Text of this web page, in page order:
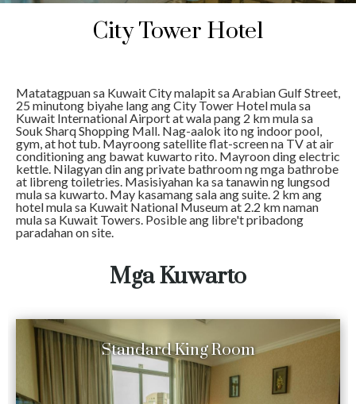
City Tower Hotel
Matatagpuan sa Kuwait City malapit sa Arabian Gulf Street,
25 minutong biyahe lang ang City Tower Hotel mula sa
Kuwait International Airport at wala pang 2 km mula sa
Souk Sharq Shopping Mall. Nag-aalok ito ng indoor pool,
gym, at hot tub. Mayroong satellite flat-screen na TV at air
conditioning ang bawat kuwarto rito. Mayroon ding electric
kettle. Nilagyan din ang private bathroom ng mga bathrobe
at libreng toiletries. Masisiyahan ka sa tanawin ng lungsod
mula sa kuwarto. May kasamang sala ang suite. 2 km ang
hotel mula sa Kuwait National Museum at 2.2 km naman
mula sa Kuwait Towers. Posible ang libre't pribadong
paradahan on site.
Mga Kuwarto
Standard King Room